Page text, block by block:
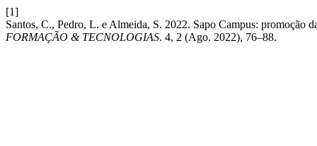
[1]
Santos, C., Pedro, L. e Almeida, S. 2022. Sapo Campus: promoção
FORMAÇÃO & TECNOLOGIAS. 4, 2 (Ago. 2022), 76–88.